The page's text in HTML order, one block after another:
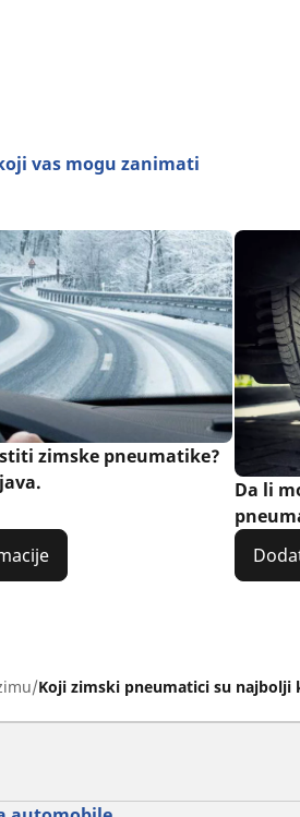
vas mogu zanimati
zimske pneumatike?
Da li
Koji zimski pneumatici su najbolji